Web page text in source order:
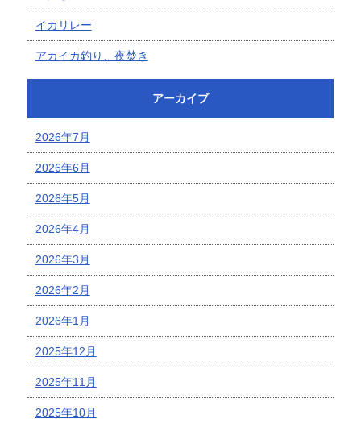
イカリレー
アカイカ釣り、夜焚き
アーカイブ
2026年7月
2026年6月
2026年5月
2026年4月
2026年3月
2026年2月
2026年1月
2025年12月
2025年11月
2025年10月